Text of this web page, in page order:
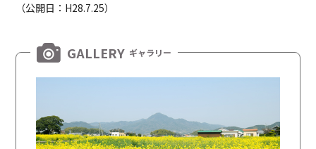
（公開日：H28.7.25）
GALLERY ギャラリー